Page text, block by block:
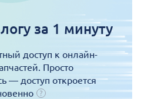
за 1 минуту
доступ к онлайн-
Просто
— доступ откроется